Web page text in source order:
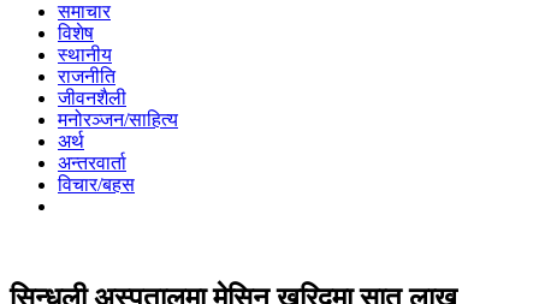
समाचार
विशेष
स्थानीय
राजनीति
जीवनशैली
मनोरञ्जन/साहित्य
अर्थ
अन्तरवार्ता
विचार/बहस